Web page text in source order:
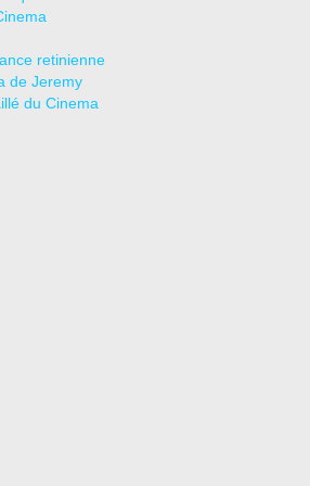
retinienne
de Jeremy
du Cinema